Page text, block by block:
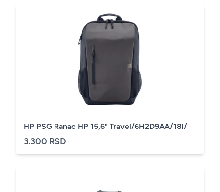
HP PSG Ranac HP 15,6" Travel/6H2D9AA/18l/
3.300 RSD